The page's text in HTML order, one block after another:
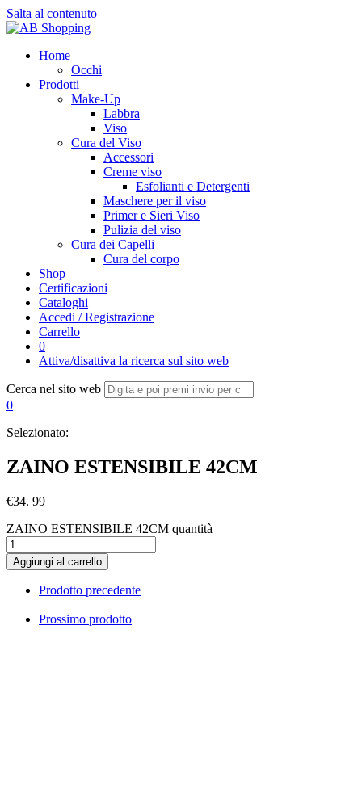
Salta al contenuto
Home
Occhi
Prodotti
Make-Up
Labbra
Viso
Cura del Viso
Accessori
Creme viso
Esfolianti e Detergenti
Maschere per il viso
Primer e Sieri Viso
Pulizia del viso
Cura dei Capelli
Cura del corpo
Shop
Certificazioni
Cataloghi
Accedi / Registrazione
Carrello
0
Attiva/disattiva la ricerca sul sito web
Cerca nel sito web
0
Selezionato:
ZAINO ESTENSIBILE 42CM
€34. 99
ZAINO ESTENSIBILE 42CM quantità
Aggiungi al carrello
Prodotto precedente
Prossimo prodotto